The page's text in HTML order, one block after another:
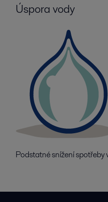
Úspora vody
Podstatné snížení spotřeby